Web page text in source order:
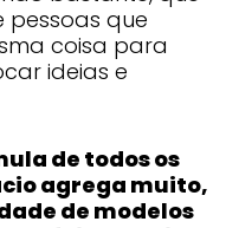
pessoas que
coisa para
ideias e
de todos os
agrega muito,
de modelos